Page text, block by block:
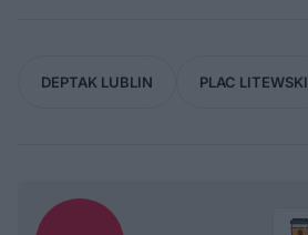
DEPTAK LUBLIN PLAC LITEWSKI